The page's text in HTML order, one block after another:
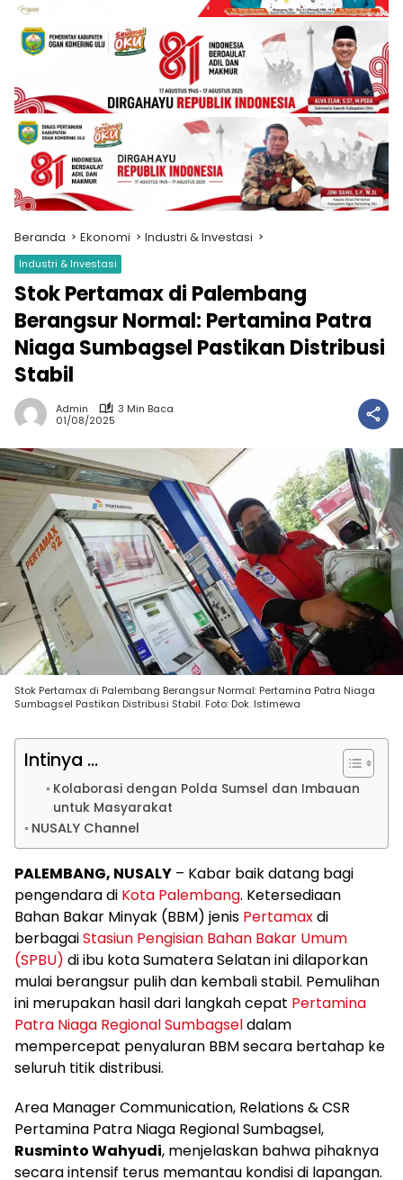
Beranda Ekonomi Industri & Investasi
Industri & Investasi
Stok Pertamax di Palembang
Berangsur Normal: Pertamina Patra
Niaga Sumbagsel Pastikan Distribusi
Stabil
Admin
3 Min Baca
01/08/2025
Stok Pertamax di Palembang Berangsur Normal: Pertamina Patra Niaga
Sumbagsel Pastikan Distribusi Stabil. Foto: Dok. Istimewa
Intinya ...
Kolaborasi dengan Polda Sumsel dan Imbauan
untuk Masyarakat
NUSALY Channel
PALEMBANG, NUSALY – Kabar baik datang bagi
pengendara di Kota Palembang. Ketersediaan
Bahan Bakar Minyak (BBM) jenis Pertamaxdi
berbagaiStasiun Pengisian Bahan Bakar Umum
(SPBU) di ibu kota Sumatera Selatan ini dilaporkan
mulai berangsur pulih dan kembali stabil. Pemulihan
ini merupakan hasil dari langkah cepat Pertamina
Patra Niaga Regional Sumbagseldalam
mempercepat penyaluran BBM secara bertahap ke
seluruh titik distribusi.
Area Manager Communication, Relations & CSR
Pertamina Patra Niaga Regional Sumbagsel,
Rusminto Wahyudi, menjelaskan bahwa pihaknya
secara intensif terus memantau kondisi di lapangan.